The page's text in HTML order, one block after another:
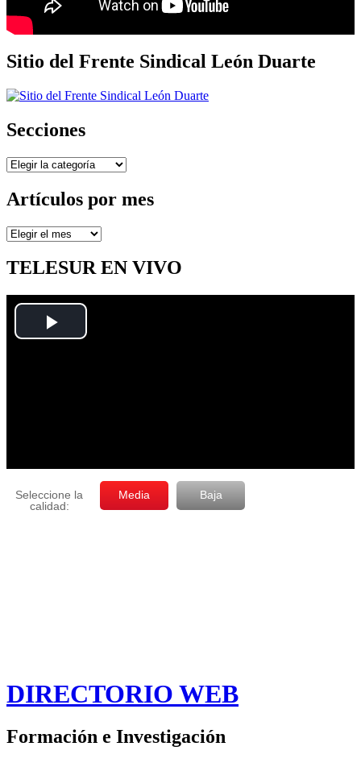
Sitio del Frente Sindical León Duarte
Secciones
Secciones
Artículos por mes
Artículos
mes
TELESUR EN VIVO
DIRECTORIO WEB
Formación e Investigación